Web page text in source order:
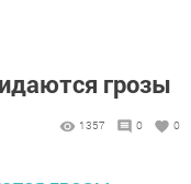
грозы
1357 0 0